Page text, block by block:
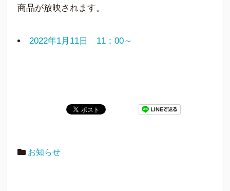
商品が放映されます。
2022年1月11日 11：00～
お知らせ